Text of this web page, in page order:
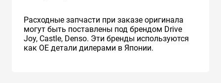
Расходные запчасти при заказе оригинала
могут быть поставлены под брендом Drive
Joy, Castle, Denso. Эти бренды используются
как ОЕ детали дилерами в Японии.